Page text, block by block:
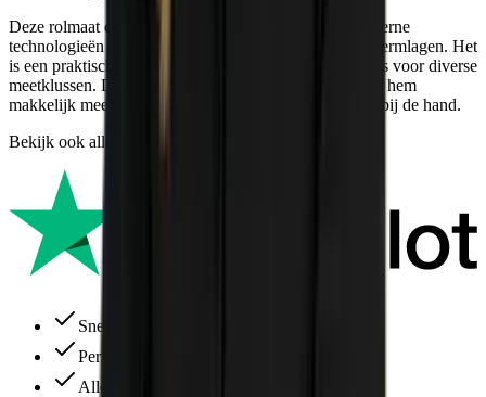
Deze rolmaat combineert traditionele precisie met moderne
technologieën zoals de twin-core technologie en beschermlagen. Het
is een praktisch en duurzaam hulpmiddel dat geschikt is voor diverse
meetklussen. Dankzij de compacte afmetingen neem je hem
makkelijk mee en heb je altijd een nauwkeurige meter bij de hand.
Bekijk ook alle
Snelle levering
Perfecte service
Alles ruim op voorraad